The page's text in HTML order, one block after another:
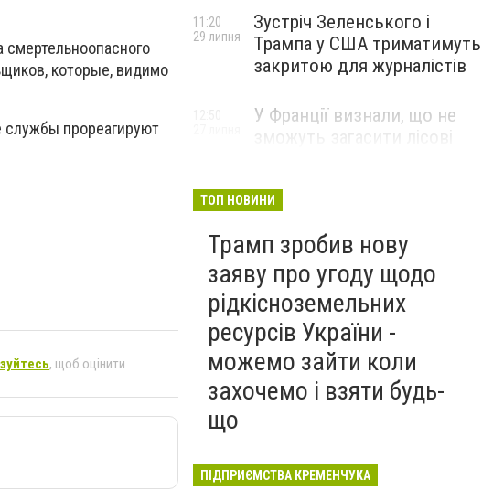
которые, видимо
прореагируют
, щоб оцінити
Зустріч Зеленського і
Трампа у США триматимуть
закритою для журналістів
11:20
29 липня
У Франції визнали, що не
ТОП НОВИНИ
Трамп зробив нову
заяву про угоду щодо
рідкісноземельних
ресурсів України -
можемо зайти коли
захочемо і взяти будь-
що
ПІДПРИЄМСТВА КРЕМЕНЧУКА